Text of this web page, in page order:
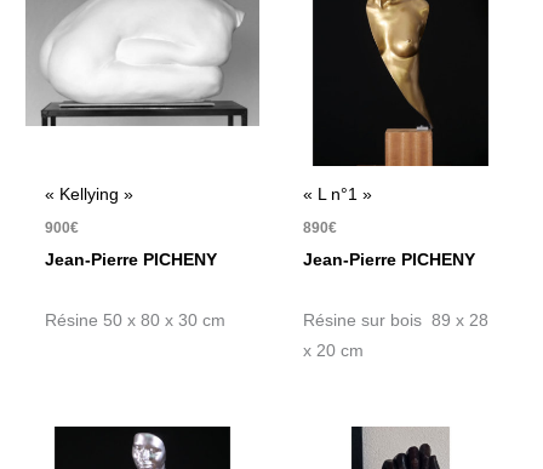
« Kellying »
900€
Jean-Pierre PICHENY
Résine 50 x 80 x 30 cm
« L n°1 »
890€
Jean-Pierre PICHENY
Résine sur bois 89 x 28
x 20 cm